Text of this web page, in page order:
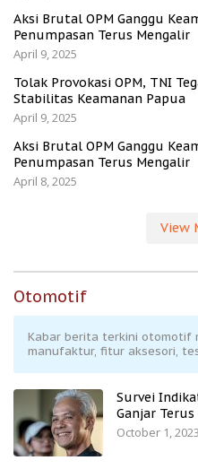
Aksi Brutal OPM Ganggu
Penumpasan Terus Mengalir
April 9, 2025
Tolak Provokasi OPM, TNI
Stabilitas Keamanan Papua
April 9, 2025
Aksi Brutal OPM Ganggu
Penumpasan Terus Mengalir
April 8, 2025
View
Otomotif
Kabar berita terkini otomotif
manufaktur, fitur aksesori,
Survei
Ganjar
October 1, 2023